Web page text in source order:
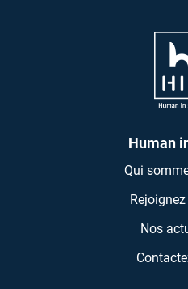
Human
Qui
Nos